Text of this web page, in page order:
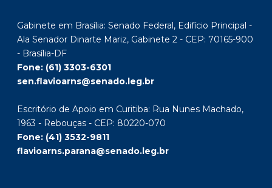
Gabinete em Brasília: Senado Federal, Edifício Principal -
Ala Senador Dinarte Mariz, Gabinete 2 - CEP: 70165-900
- Brasília-DF
Fone: (61) 3303-6301
sen.flavioarns@senado.leg.br
Escritório de Apoio em Curitiba: Rua Nunes Machado,
1963 - Rebouças - CEP: 80220-070
Fone: (41) 3532-9811
flavioarns.parana@senado.leg.br